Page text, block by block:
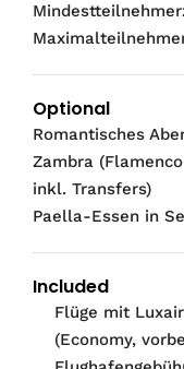
Optional
Romantisches
Zambra
inkl. Transfers)
Paella-Essen in
Included
Flüge mit
(Economy,